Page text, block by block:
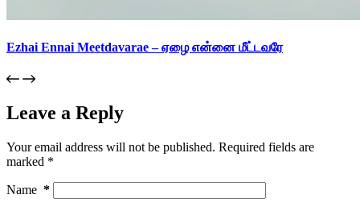
Ezhai Ennai Meetdavarae – ஏழை என்னை மீட்டவரே
Leave a Reply
Your email address will not be published. Required fields are
marked *
Name *